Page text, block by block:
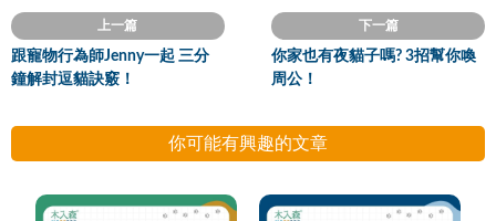
上一篇
跟寵物行為師Jenny一起 三分
鐘解封逗貓訣竅！
下一篇
你家也有夜貓子嗎? 3招幫你喚
周公！
你可能有興趣的文章